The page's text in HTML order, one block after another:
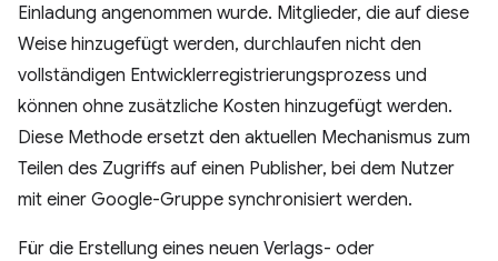
Einladung angenommen wurde. Mitglieder, die auf diese
Weise hinzugefügt werden, durchlaufen nicht den
vollständigen Entwicklerregistrierungsprozess und
können ohne zusätzliche Kosten hinzugefügt werden.
Diese Methode ersetzt den aktuellen Mechanismus zum
Teilen des Zugriffs auf einen Publisher, bei dem Nutzer
mit einer Google-Gruppe synchronisiert werden.
Für die Erstellung eines neuen Verlags- oder